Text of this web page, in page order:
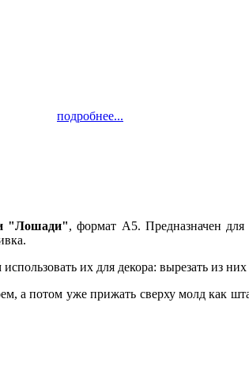
подробнее...
"Лошади", формат А5. Предназначен
их для декора: вырезать из
а потом уже прижать сверху молд как